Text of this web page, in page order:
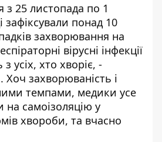
25 листопада по 1
зафіксували понад 10
захворювання на
вірусні інфекції
з усіх, хто хворіє, -
Хоч захворюваність і
темпами, медики усе
на самоізоляцію у
хвороби, та вчасно